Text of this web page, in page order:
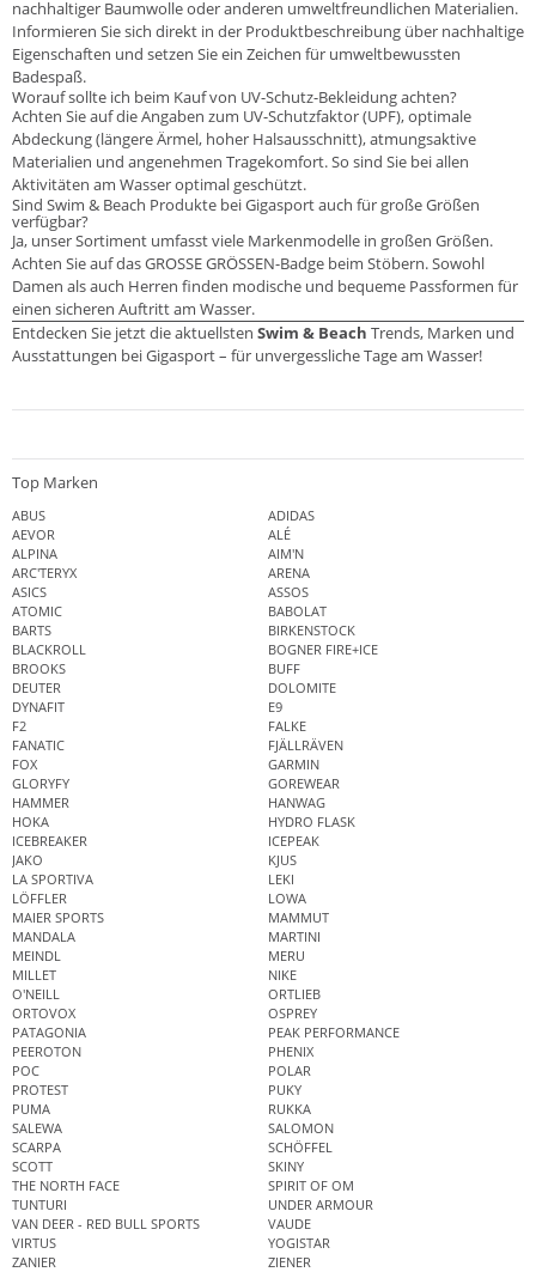
nachhaltiger Baumwolle oder anderen umweltfreundlichen Materialien.
Informieren Sie sich direkt in der Produktbeschreibung über nachhaltige
Eigenschaften und setzen Sie ein Zeichen für umweltbewussten
Badespaß.
Worauf sollte ich beim Kauf von UV-Schutz-Bekleidung achten?
Achten Sie auf die Angaben zum UV-Schutzfaktor (UPF), optimale
Abdeckung (längere Ärmel, hoher Halsausschnitt), atmungsaktive
Materialien und angenehmen Tragekomfort. So sind Sie bei allen
Aktivitäten am Wasser optimal geschützt.
Sind Swim & Beach Produkte bei Gigasport auch für große Größen
verfügbar?
Ja, unser Sortiment umfasst viele Markenmodelle in großen Größen.
Achten Sie auf das GROSSE GRÖSSEN-Badge beim Stöbern. Sowohl
Damen als auch Herren finden modische und bequeme Passformen für
einen sicheren Auftritt am Wasser.
Entdecken Sie jetzt die aktuellsten Swim & Beach Trends, Marken und
Ausstattungen bei Gigasport – für unvergessliche Tage am Wasser!
Top Marken
ABUS
ADIDAS
AEVOR
ALÉ
ALPINA
AIM'N
ARC'TERYX
ARENA
ASICS
ASSOS
ATOMIC
BABOLAT
BARTS
BIRKENSTOCK
BLACKROLL
BOGNER FIRE+ICE
BROOKS
BUFF
DEUTER
DOLOMITE
DYNAFIT
E9
F2
FALKE
FANATIC
FJÄLLRÄVEN
FOX
GARMIN
GLORYFY
GOREWEAR
HAMMER
HANWAG
HOKA
HYDRO FLASK
ICEBREAKER
ICEPEAK
JAKO
KJUS
LA SPORTIVA
LEKI
LÖFFLER
LOWA
MAIER SPORTS
MAMMUT
MANDALA
MARTINI
MEINDL
MERU
MILLET
NIKE
O'NEILL
ORTLIEB
ORTOVOX
OSPREY
PATAGONIA
PEAK PERFORMANCE
PEEROTON
PHENIX
POC
POLAR
PROTEST
PUKY
PUMA
RUKKA
SALEWA
SALOMON
SCARPA
SCHÖFFEL
SCOTT
SKINY
THE NORTH FACE
SPIRIT OF OM
TUNTURI
UNDER ARMOUR
VAN DEER - RED BULL SPORTS
VAUDE
VIRTUS
YOGISTAR
ZANIER
ZIENER